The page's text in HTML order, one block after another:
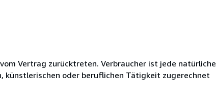
Vertrag zurücktreten. Verbraucher ist jede natürliche
künstlerischen oder beruflichen Tätigkeit zugerechnet